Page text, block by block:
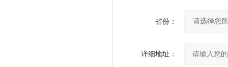
省份：
详细地址：